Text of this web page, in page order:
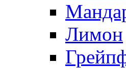
Лимон